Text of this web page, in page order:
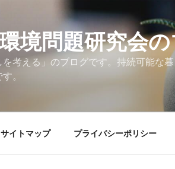
境問題研究会
を考える」のブログです。持続可能な
。
サイトマップ プライバシーポリシー